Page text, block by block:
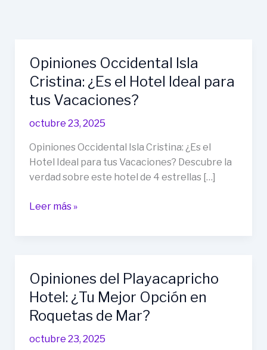
Opiniones Occidental Isla
Cristina: ¿Es el Hotel Ideal para
tus Vacaciones?
octubre 23, 2025
Opiniones Occidental Isla Cristina: ¿Es el
Hotel Ideal para tus Vacaciones? Descubre la
verdad sobre este hotel de 4 estrellas […]
Opiniones
el
Hotel
Ideal
tus
Leer más »
Opiniones del Playacapricho
Hotel: ¿Tu Mejor Opción en
Roquetas de Mar?
octubre 23, 2025